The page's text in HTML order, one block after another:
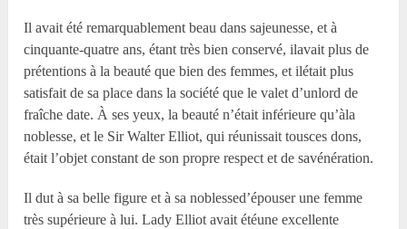
Il avait été remarquablement beau dans sajeunesse, et à
cinquante-quatre ans, étant très bien conservé, ilavait plus de
prétentions à la beauté que bien des femmes, et ilétait plus
satisfait de sa place dans la société que le valet d’unlord de
fraîche date. À ses yeux, la beauté n’était inférieure qu’àla
noblesse, et le Sir Walter Elliot, qui réunissait tousces dons,
était l’objet constant de son propre respect et de savénération.
Il dut à sa belle figure et à sa noblessed’épouser une femme
très supérieure à lui. Lady Elliot avait étéune excellente